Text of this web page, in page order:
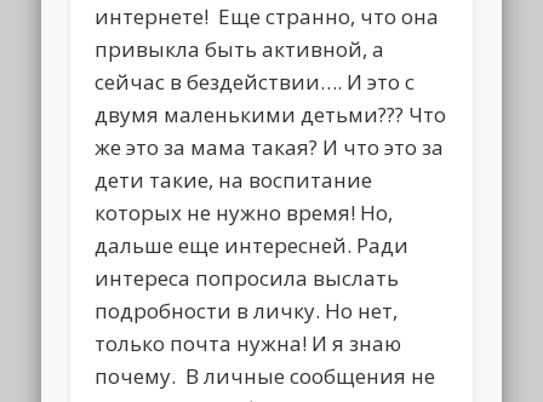
интернете! Еще странно, что она
привыкла быть активной, а
сейчас в бездействии…. И это с
двумя маленькими детьми??? Что
же это за мама такая? И что это за
дети такие, на воспитание
которых не нужно время! Но,
дальше еще интересней. Ради
интереса попросила выслать
подробности в личку. Но нет,
только почта нужна! И я знаю
почему. В личные сообщения не